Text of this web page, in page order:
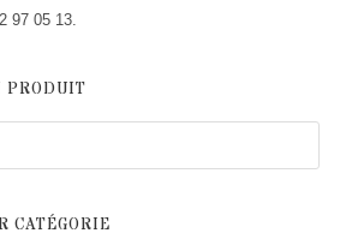
97 05 13.
PRODUIT
CATÉGORIE